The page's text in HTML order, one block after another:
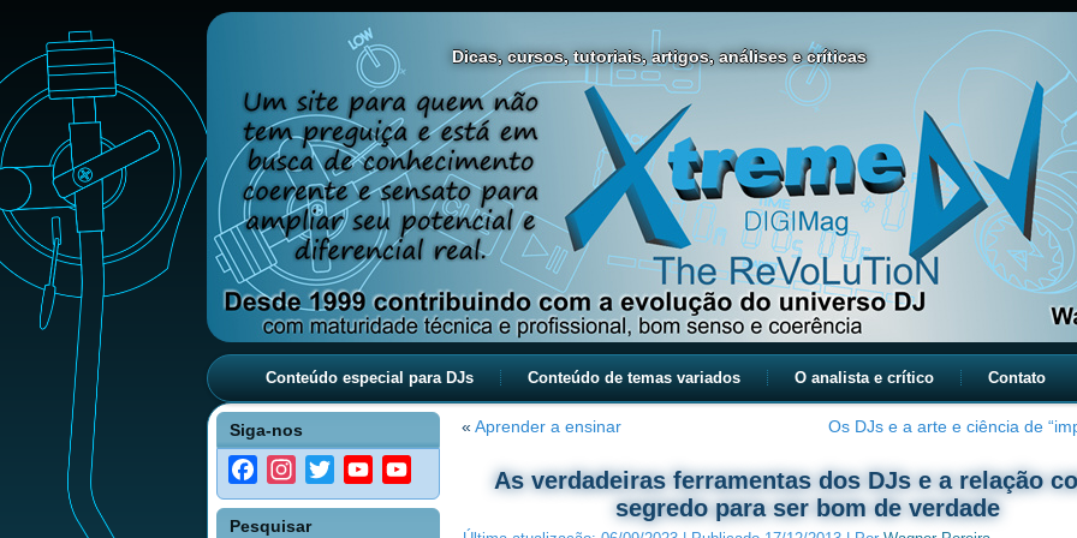
Dicas, cursos, tutoriais, artigos, análises e críticas
Conteúdo especial para DJs Conteúdo de temas variados O analista e crítico Contato
Siga-nos
FacebookInstagramTwitterYouTube
Channel
Pesquisar
« Aprender a ensinar Os DJs e a arte e ciência de
As verdadeiras ferramentas dos DJs e a relação
segredo para ser bom de verdade